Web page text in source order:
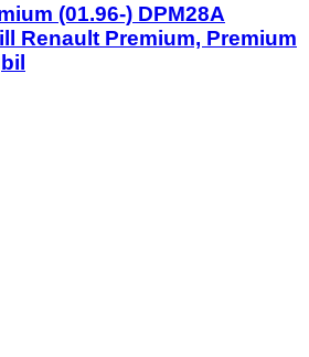
(01.96-) DPM28A
Renault Premium, Premium